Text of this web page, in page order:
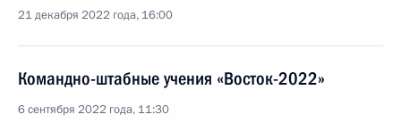
21 декабря 2022 года, 16:00
Командно-штабные учения «Восток-2022»
6 сентября 2022 года, 11:30